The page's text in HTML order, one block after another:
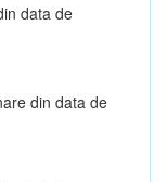
data de
din data de